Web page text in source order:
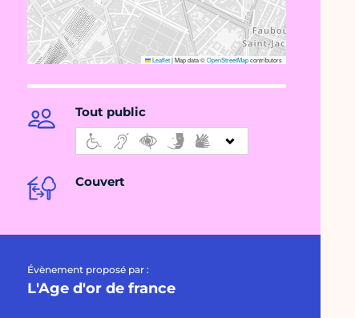
Leaflet|Map data ©OpenStreetMapcontributors
Tout public
Couvert
Évènement proposé par :
L'Age d'or de france